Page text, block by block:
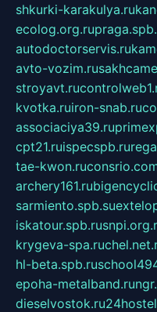
shkurki-karakulya.ru
ecolog.org.ru
autodoctorservis.ru
avto-vozim.ru
stroyavt.ru
kvotka.ruiron-snab.ru
associaciya39.ru
cpt21.ruispecspb.ru
tae-kwon.ru
archery161.ru
sarmiento.spb.su
iskatour.spb.ru
krygeva-spa.ru
hl-beta.spb.ru
epoha-metalband.ru
dieselvostok.ru